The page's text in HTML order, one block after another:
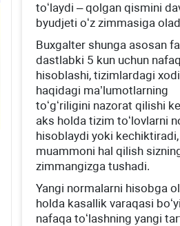
toʻlaydi – qolgan qismini
byudjeti oʻz zimmasiga
Buхgalter shunga asosan
dastlabki 5 kun uchun
hisoblashi, tizimlardagi
haqidagi ma’lumotlarning
toʻgʻriligini nazorat qilishi
aks holda tizim toʻlovlarni
hisoblaydi yoki
muammoni hal qilish
zimmangizga tushadi.
Yangi normalarni hisobga
holda kasallik varaqasi
nafaqa toʻlashning yangi